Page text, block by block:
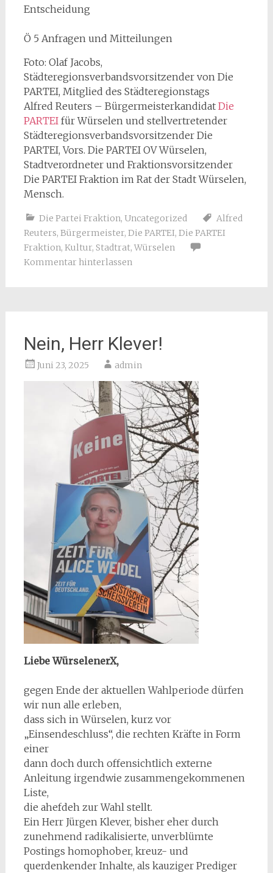
Entscheidung
Ö 5 Anfragen und Mitteilungen
Foto: Olaf Jacobs,
Städteregionsverbandsvorsitzender von Die
PARTEI, Mitglied des Städteregionstags
Alfred Reuters – Bürgermeisterkandidat Die
PARTEIfür Würselen und stellvertretender
Städteregionsverbandsvorsitzender Die
PARTEI, Vors. Die PARTEI OV Würselen,
Stadtverordneter und Fraktionsvorsitzender
Die PARTEI Fraktion im Rat der Stadt Würselen,
Mensch.
Die Partei Fraktion, Uncategorized
Alfred
Reuters, Bürgermeister, Die PARTEI, Die PARTEI
Fraktion, Kultur, Stadtrat, Würselen
Kommentar hinterlassen
Nein, Herr Klever!
Juni 23, 2025 admin
Liebe WürselenerX,
gegen Ende der aktuellen Wahlperiode dürfen
wir nun alle erleben,
dass sich in Würselen, kurz vor
„Einsendeschluss“, die rechten Kräfte in Form
einer
dann doch durch offensichtlich externe
Anleitung irgendwie zusammengekommenen
Liste,
die ahefdeh zur Wahl stellt.
Ein Herr Jürgen Klever, bisher eher durch
zunehmend radikalisierte, unverblümte
Postings homophober, kreuz- und
querdenkender Inhalte, als kauziger Prediger